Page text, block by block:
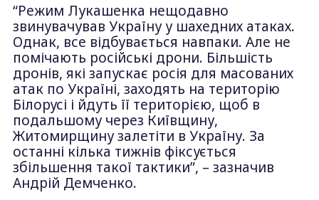
“Режим Лукашенка нещодавно
звинувачував Україну у шахедних атаках.
Однак, все відбувається навпаки. Але не
помічають російські дрони. Більшість
дронів, які запускає росія для масованих
атак по Україні, заходять на територію
Білорусі і йдуть її територією, щоб в
подальшому через Київщину,
Житомирщину залетіти в Україну. За
останні кілька тижнів фіксується
збільшення такої тактики”, – зазначив
Андрій Демченко.